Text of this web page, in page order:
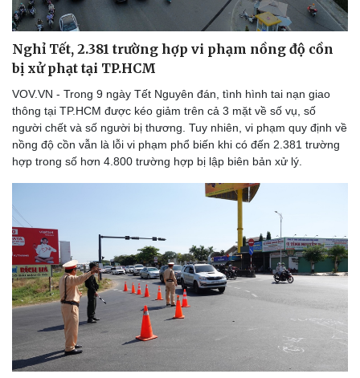
Nghỉ Tết, 2.381 trường hợp vi phạm nồng độ cồn
bị xử phạt tại TP.HCM
VOV.VN - Trong 9 ngày Tết Nguyên đán, tình hình tai nạn giao
thông tại TP.HCM được kéo giảm trên cả 3 mặt về số vụ, số
người chết và số người bị thương. Tuy nhiên, vi phạm quy định về
nồng độ cồn vẫn là lỗi vi phạm phổ biến khi có đến 2.381 trường
hợp trong số hơn 4.800 trường hợp bị lập biên bản xử lý.